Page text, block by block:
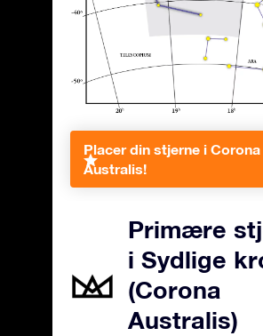
Placer din stjerne i Corona
Australis!
Primære
i Sydlige
(Corona
Australis)